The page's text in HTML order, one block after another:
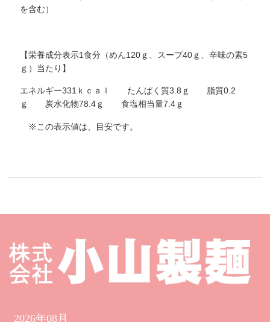
を含む）
【栄養成分表示1食分（めん120ｇ、スープ40ｇ、辛味の素5
ｇ）当たり】
エネルギー331ｋｃａｌ たんぱく質3.8ｇ 脂質0.2
ｇ 炭水化物78.4ｇ 食塩相当量7.4ｇ
※この表示値は、目安です。
2026年08月